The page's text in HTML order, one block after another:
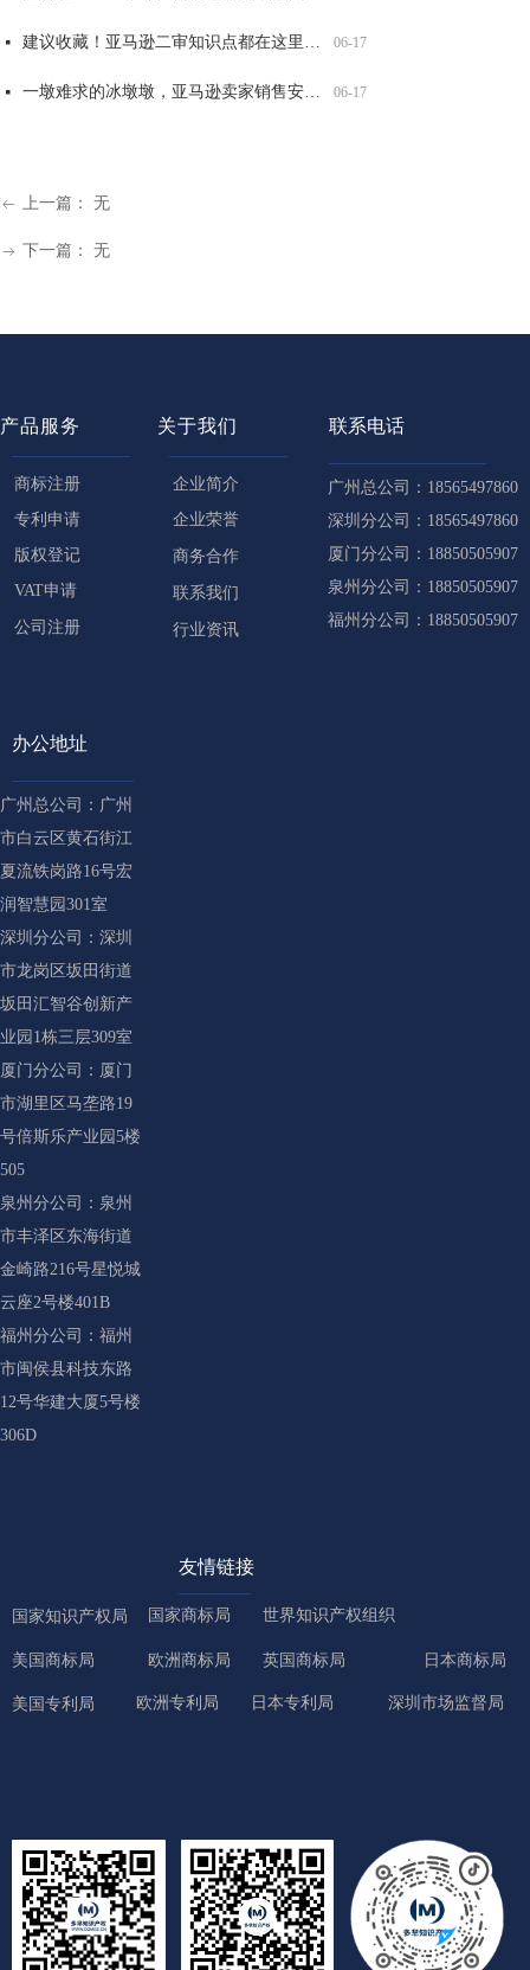
ꂃ 上一篇： 无
ꁹ 下一篇： 无
06-17
넷
06-17
넷
产品服务
商标注册
专利申请
版权登记
VAT申请
公司注册
关于我们
企业简介
企业荣誉
商务合作
联系我们
行业资讯
联系电话
广州总公司：18565497860
深圳分公司：18565497860
厦门分公司：18850505907
泉州分公司：18850505907
福州分公司：18850505907
办公地址
广州总公司：广州
市白云区黄石街江
夏流铁岗路16号宏
润智慧园301室
深圳分公司：深圳
市龙岗区坂田街道
坂田汇智谷创新产
业园1栋三层309室
厦门分公司：厦门
市湖里区马垄路19
号倍斯乐产业园5楼
505
泉州分公司：泉州
市丰泽区东海街道
金崎路216号星悦城
云座2号楼401B
福州分公司：福州
市闽侯县科技东路
12号华建大厦5号楼
306D
友情链接
国家知识产权局 国家商标局 世界知识产权组织
美国商标局 欧洲商标局 英国商标局 日本商标局
美国专利局 欧洲专利局 日本专利局 深圳市场监督局